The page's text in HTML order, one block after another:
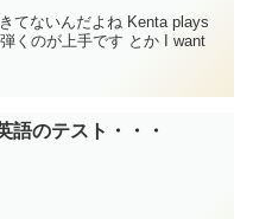
てないんだよね Kenta plays
くのが上手です とか I want
語のテスト・・・